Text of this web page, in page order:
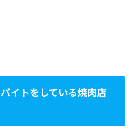
イトをしている焼肉店